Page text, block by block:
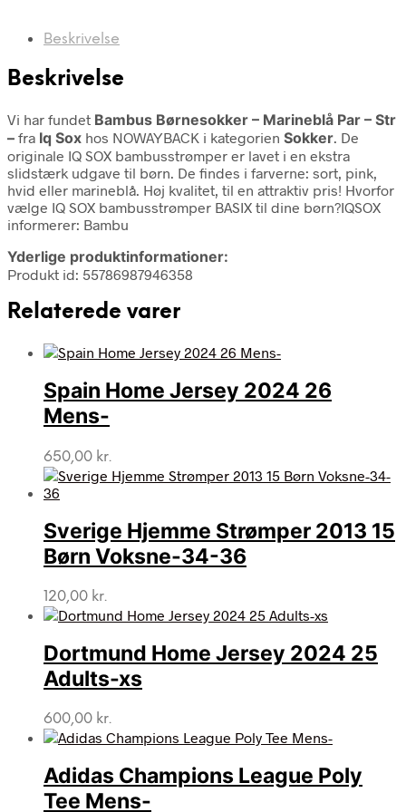
Beskrivelse
Beskrivelse
Vi har fundet Bambus Børnesokker – Marineblå Par – Str
– fra Iq Sox hos NOWAYBACK i kategorien Sokker. De
originale IQ SOX bambusstrømper er lavet i en ekstra
slidstærk udgave til børn. De findes i farverne: sort, pink,
hvid eller marineblå. Høj kvalitet, til en attraktiv pris! Hvorfor
vælge IQ SOX bambusstrømper BASIX til dine børn?IQSOX
informerer: Bambu
Yderlige produktinformationer:
Produkt id: 55786987946358
Relaterede varer
Spain Home Jersey 2024 26
Mens-
650,00 kr.
Sverige Hjemme Strømper 2013 15
Børn Voksne-34-36
120,00 kr.
Dortmund Home Jersey 2024 25
Adults-xs
600,00 kr.
Adidas Champions League Poly
Tee Mens-